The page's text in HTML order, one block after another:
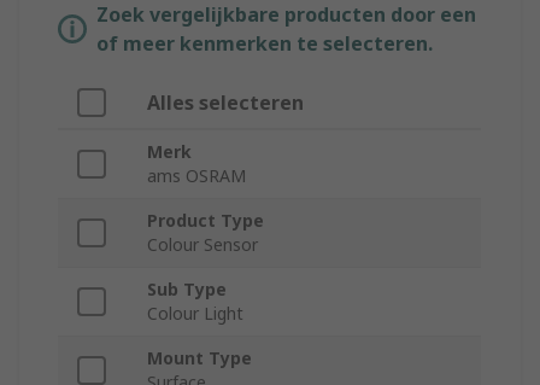
Zoek vergelijkbare producten door een
of meer kenmerken te selecteren.
Alles selecteren
Merk
ams OSRAM
Product Type
Colour Sensor
Sub Type
Colour Light
Mount Type